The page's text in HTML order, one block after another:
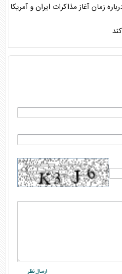
زمان آغاز مذاکرات ایران و آمریکا